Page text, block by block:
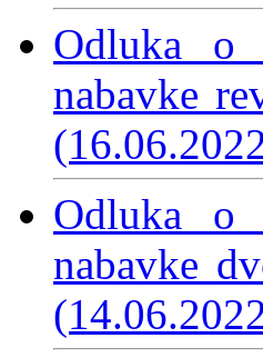
Odluka o
nabavke
Odluka o
nabavke